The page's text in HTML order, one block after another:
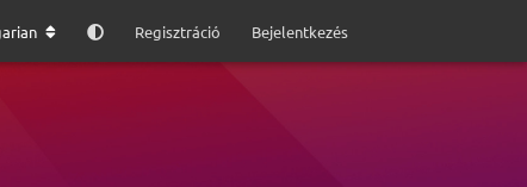
Regisztráció Bejelentkezés